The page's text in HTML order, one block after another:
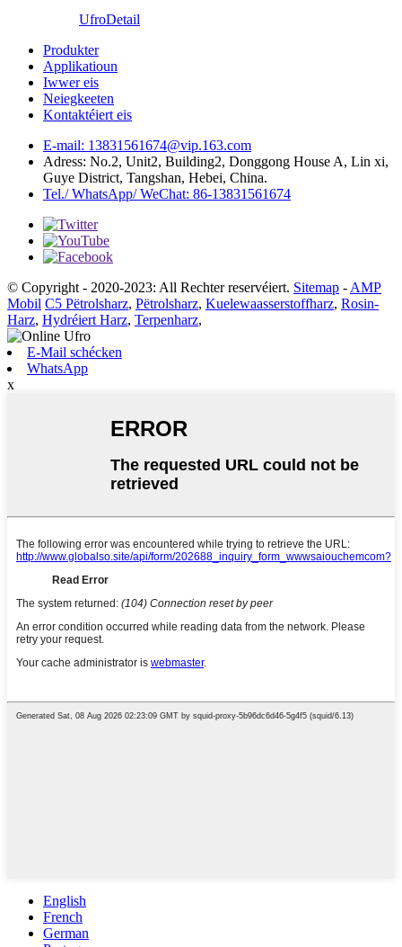
UfroDetail
Produkter
Applikatioun
Iwwer eis
Neiegkeeten
Kontaktéiert eis
E-mail: 13831561674@vip.163.com
Adress: No.2, Unit2, Building2, Donggong House A, Lin xi,
Guye District, Tangshan, Hebei, China.
Tel./ WhatsApp/ WeChat: 86-13831561674
© Copyright - 2020-2023: All Rechter reservéiert. Sitemap - AMP
Mobil C5 Pëtrolsharz, Pëtrolsharz, Kuelewaasserstoffharz, Rosin-
Harz, Hydréiert Harz, Terpenharz,
E-Mail schécken
WhatsApp
x
English
French
German